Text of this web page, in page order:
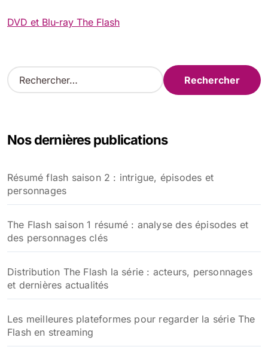
DVD et Blu-ray The Flash
R
e
r
e
r
Nos dernières publications
Résumé flash saison 2 : intrigue, épisodes et
personnages
The Flash saison 1 résumé : analyse des épisodes et
des personnages clés
Distribution The Flash la série : acteurs, personnages
et dernières actualités
Les meilleures plateformes pour regarder la série The
Flash en streaming